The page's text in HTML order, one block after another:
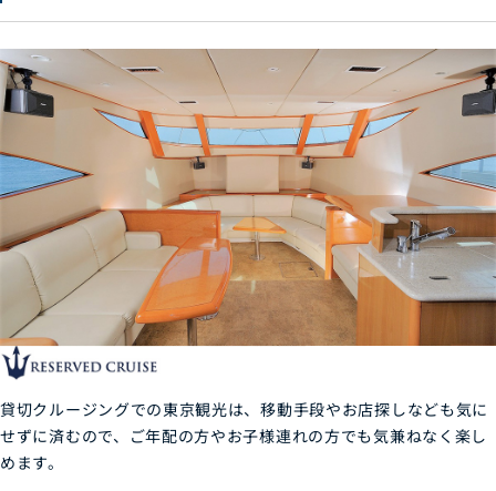
貸切クルージングでの東京観光は、移動手段やお店探しなども気に
せずに済むので、ご年配の方やお子様連れの方でも気兼ねなく楽し
めます。